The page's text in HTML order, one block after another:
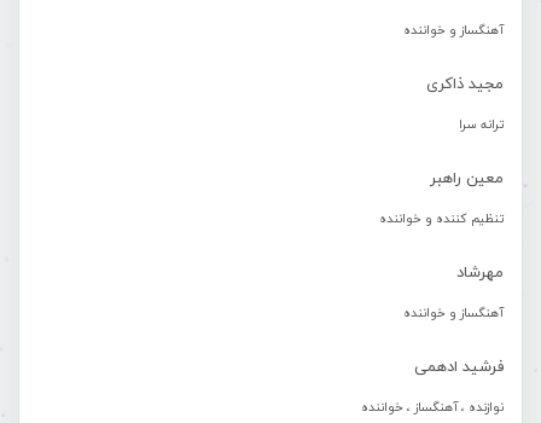
آهنگساز و خواننده
مجید ذاکری
ترانه سرا
معین راهبر
تنظیم کننده و خواننده
مهرشاد
آهنگساز و خواننده
فرشید ادهمی
نوازنده ، آهنگساز ، خواننده